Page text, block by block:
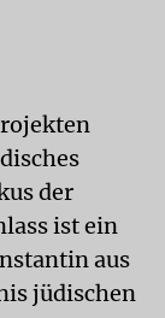
der
ist ein
aus
jüdischen